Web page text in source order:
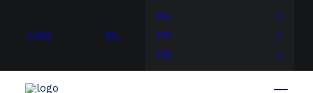
Jobs NL
NL
FR
DE